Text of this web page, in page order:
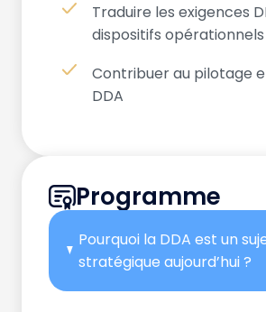
Traduire les exigences
dispositifs opérationnels
Contribuer au pilotage
DDA
Programme
Pourquoi la DDA est un
stratégique aujourd’hui ?